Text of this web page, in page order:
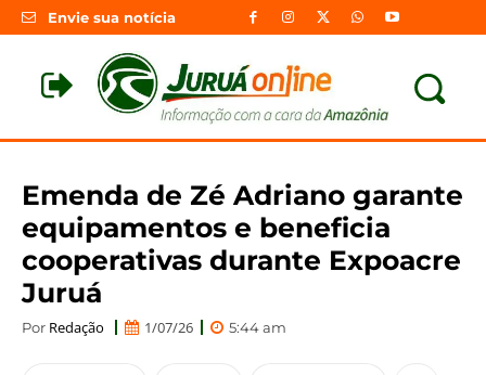
Envie sua notícia
Emenda de Zé Adriano garante
equipamentos e beneficia
cooperativas durante Expoacre
Juruá
Por Redação 1/07/26 5:44 am